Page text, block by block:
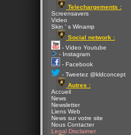
Telechargements :
Screensavers
Video
Skin ' s Winamp
Social network :
- Video Youtube
- Instagram
- Facebook
- Tweetez @kldconcept
Autres :
Accueil
News
Newsletter
Liens Web
News sur votre site
Nous Contacter
Legal Disclaimer